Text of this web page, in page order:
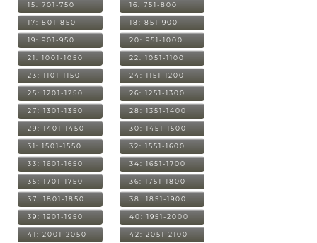
15: 701-750 16: 751-800
17: 801-850 18: 851-900
19: 901-950 20: 951-1000
21: 1001-1050 22: 1051-1100
23: 1101-1150 24: 1151-1200
25: 1201-1250 26: 1251-1300
27: 1301-1350 28: 1351-1400
29: 1401-1450 30: 1451-1500
31: 1501-1550 32: 1551-1600
33: 1601-1650 34: 1651-1700
35: 1701-1750 36: 1751-1800
37: 1801-1850 38: 1851-1900
39: 1901-1950 40: 1951-2000
41: 2001-2050 42: 2051-2100